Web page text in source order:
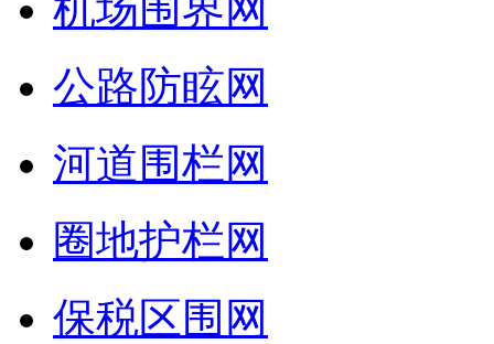
机场围界网
公路防眩网
河道围栏网
圈地护栏网
保税区围网